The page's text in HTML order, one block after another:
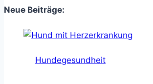
Neue Beiträge:
Hundegesundheit